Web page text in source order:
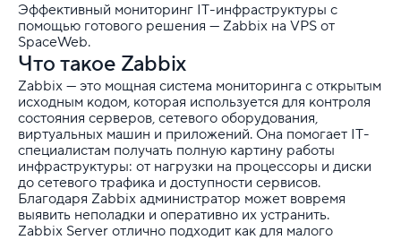
Эффективный мониторинг IT-инфраструктуры с
помощью готового решения — Zabbix на VPS от
SpaceWeb.
Что такое Zabbix
Zabbix — это мощная система мониторинга с открытым
исходным кодом, которая используется для контроля
состояния серверов, сетевого оборудования,
виртуальных машин и приложений. Она помогает IT-
специалистам получать полную картину работы
инфраструктуры: от нагрузки на процессоры и диски
до сетевого трафика и доступности сервисов.
Благодаря Zabbix администратор может вовремя
выявить неполадки и оперативно их устранить.
Zabbix Server отлично подходит как для малого